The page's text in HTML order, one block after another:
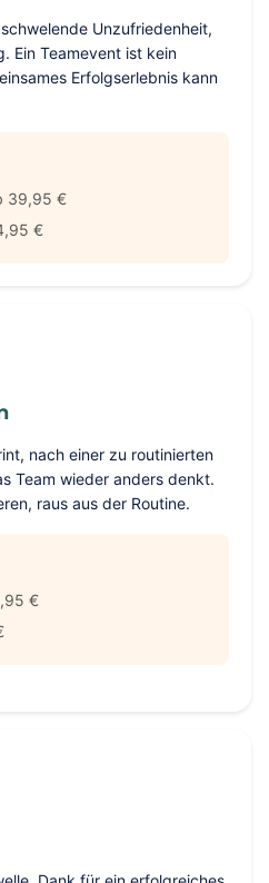
Unzufriedenheit,
Ein Teamevent ist kein
Erfolgserlebnis kann
39,95 €
€
nach einer zu routinierten
Team wieder anders denkt.
raus aus der Routine.
€